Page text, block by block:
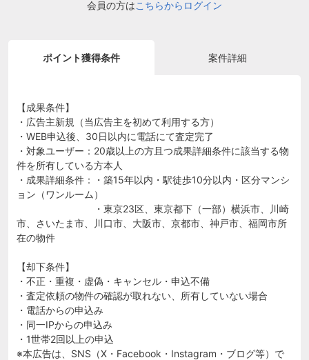
会員の方はこちらからログイン
ポイント獲得条件 案件詳細
【成果条件】
・広告主新規（当広告主を初めて利用する方）
・WEB申込後、30日以内に電話にて査定完了
・対象ユーザー：20歳以上の方且つ成果詳細条件に該当する物
件を所有している方本人
・成果詳細条件：・築15年以内・駅徒歩10分以内・区分マンシ
ョン（ワンルーム）
・東京23区、東京都下（一部）横浜市、川崎
市、さいたま市、川口市、大阪市、京都市、神戸市、福岡市所
在の物件
【却下条件】
・不正・重複・虚偽・キャンセル・申込不備
・査定依頼の物件の確認が取れない、所有していない場合
・電話からの申込み
・同一IPからの申込み
・1世帯2回以上の申込
※本広告は、SNS（X・Facebook・Instagram・ブログ等）で